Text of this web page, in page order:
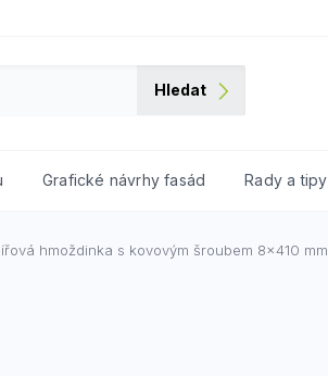
Hledat
Grafické návrhy fasád Rady a tipy
hmoždinka s kovovým šroubem 8x410 mm